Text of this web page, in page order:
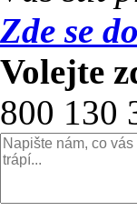
Zde se
Volejte
800 130